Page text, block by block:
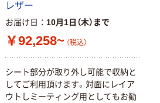
レザー
お届け日 10月1日（木）まで
￥92,258~ （税込）
シート部分が取り外し可能で収納と
してご利用頂けます。対面にレイア
ウトしミーティング用としてもお勧